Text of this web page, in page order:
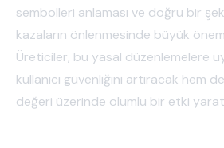
sembolleri anlaması ve doğru bir
kazaların önlenmesinde büyük
Üreticiler, bu yasal düzenlemelere
kullanıcı güvenliğini artıracak hem
değeri üzerinde olumlu bir etki